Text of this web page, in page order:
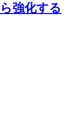
強化する